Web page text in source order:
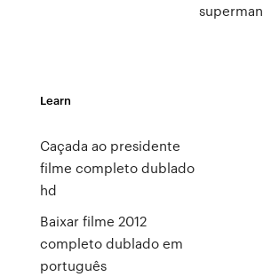
superman
Learn
Caçada ao presidente
filme completo dublado
hd
Baixar filme 2012
completo dublado em
português